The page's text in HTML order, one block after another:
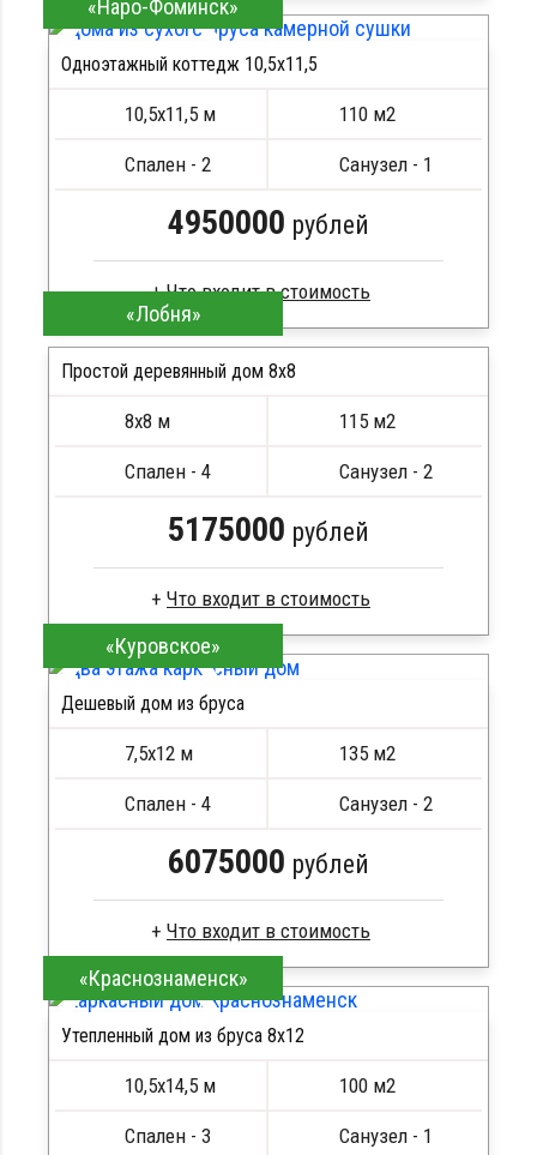
Брус естественной влажности
Стропила, балки 50х200 мм
Кровля металлочерепица
Сборка на березовые нагеля, джут
Металлические сваи 108 диаметр
«Наро-Фоминск»
Одноэтажный коттедж 10,5х11,5
10,5х11,5 м 110 м2
Спален - 2 Санузел - 1
4950000 рублей
Клееный брус
Стропила, балки 50х200 мм
Метизы, саморезы, гвозди
«Лобня»
Простой деревянный дом 8x8
8х8 м 115 м2
Спален - 4 Санузел - 2
5175000 рублей
Сухой брус
Стропила, балки 50х200 мм
Кровля металлочерепица
Сборка на березовые нагеля, джут
Металлические сваи 108 диаметр
ПОДРОБНЕЕ
«Куровское»
Дешевый дом из бруса
7,5х12 м 135 м2
Спален - 4 Санузел - 2
6075000 рублей
Брус камерной сушки
Стропила, балки 50х200 мм
Кровля металлочерепица
Сборка на березовые нагеля, джут
Металлические сваи 108 диаметр
ПОДРОБНЕЕ
«Краснознаменск»
Утепленный дом из бруса 8х12
10,5х14,5 м 100 м2
Спален - 3 Санузел - 1